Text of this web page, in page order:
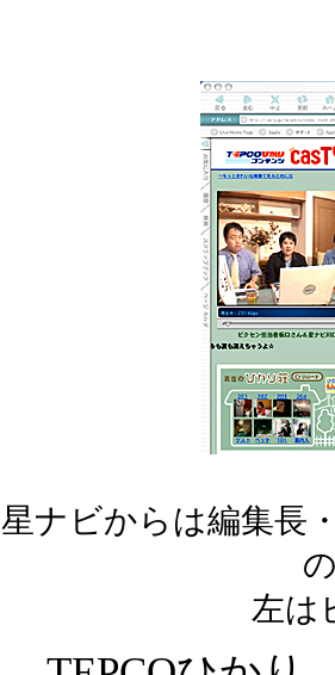
星ナビからは編集長
左は